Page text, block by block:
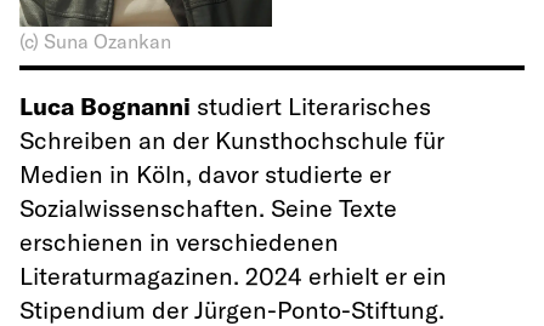
(c) Suna Ozankan
Luca Bognanni studiert Literarisches
Schreiben an der Kunsthochschule für
Medien in Köln, davor studierte er
Sozialwissenschaften. Seine Texte
erschienen in verschiedenen
Literaturmagazinen. 2024 erhielt er ein
Stipendium der Jürgen-Ponto-Stiftung.